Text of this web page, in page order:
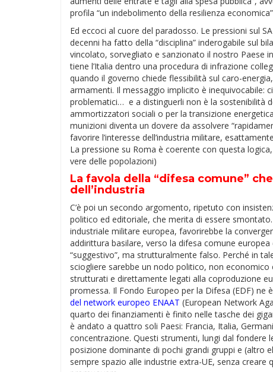
profila “un indebolimento della resilienza
Ed eccoci al cuore del paradosso. Le pressioni sul
decenni ha fatto della “disciplina” inderogabile sul
vincolato, sorvegliato e sanzionato il nostro Paese
tiene l’Italia dentro una procedura di infrazione
quando il governo chiede flessibilità sul caro-
armamenti. Il messaggio implicito è inequivocabile:
problematici… e a distinguerli non è la sostenibilità
ammortizzatori sociali o per la transizione
munizioni diventa un dovere da assolvere
favorire l’interesse dell’industria militare,
La pressione su Roma è coerente con questa
vere delle popolazioni)
La favola della “difesa comune”
dell’industria
C’è poi un secondo argomento, ripetuto con
politico ed editoriale, che merita di essere
industriale militare europea, favorirebbe la
addirittura basilare, verso la difesa comune
“suggestivo”, ma strutturalmente falso. Perché in
sciogliere sarebbe un nodo politico, non
strutturati e direttamente legati alla coproduzione
promessa. Il Fondo Europeo per la Difesa (EDF) ne
del network europeo ENAAT (European Network
quarto dei finanziamenti è finito nelle tasche dei
è andato a quattro soli Paesi: Francia, Italia,
concentrazione. Questi strumenti, lungi dal fondere
posizione dominante di pochi grandi gruppi e (altro
sempre spazio alle industrie extra-UE, senza